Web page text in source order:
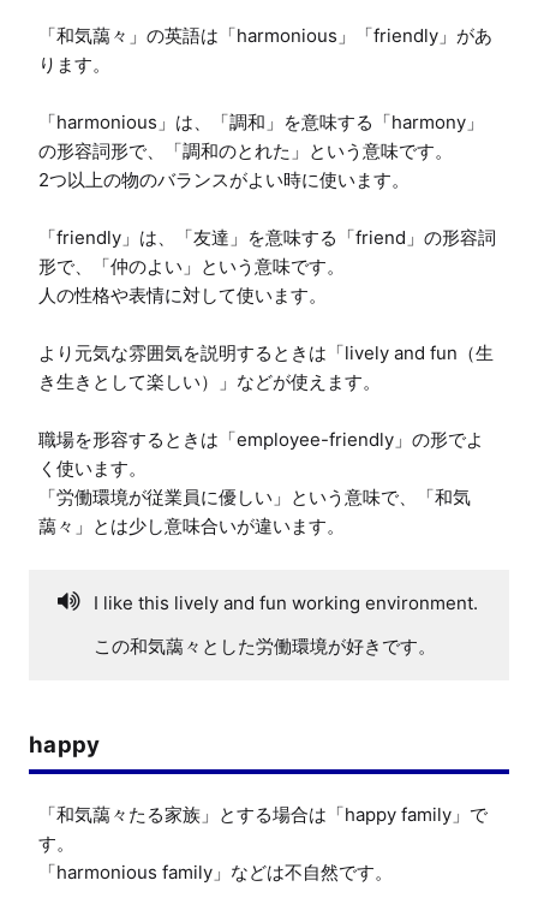
「和気藹々」の英語は「harmonious」「friendly」があ
ります。
「harmonious」は、「調和」を意味する「harmony」
の形容詞形で、「調和のとれた」という意味です。
2つ以上の物のバランスがよい時に使います。
「friendly」は、「友達」を意味する「friend」の形容詞
形で、「仲のよい」という意味です。
人の性格や表情に対して使います。
より元気な雰囲気を説明するときは「lively and fun（生
き生きとして楽しい）」などが使えます。
職場を形容するときは「employee-friendly」の形でよ
く使います。
「労働環境が従業員に優しい」という意味で、「和気
藹々」とは少し意味合いが違います。
I like this lively and fun working environment.
この和気藹々とした労働環境が好きです。
happy
「和気藹々たる家族」とする場合は「happy family」で
す。
「harmonious family」などは不自然です。